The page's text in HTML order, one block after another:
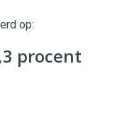
op:
procent